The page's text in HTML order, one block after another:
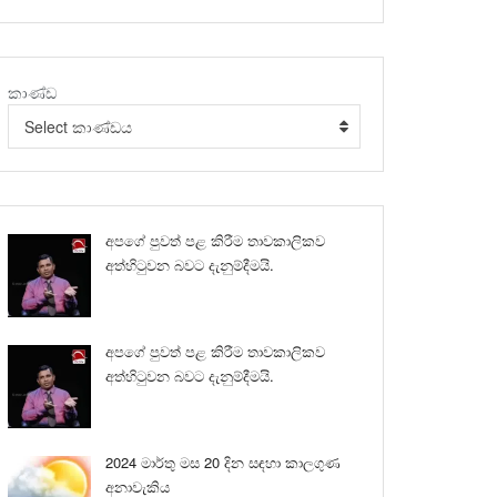
කාණ්ඩ
Select කාණ්ඩය
අපගේ පුවත් පළ කිරීම තාවකාලිකව
අත්හිටුවන බවට දැනුම්දීමයි.
අපගේ පුවත් පළ කිරීම තාවකාලිකව
අත්හිටුවන බවට දැනුම්දීමයි.
2024 මාර්තු මස 20 දින සඳහා කාලගුණ
අනාවැකිය